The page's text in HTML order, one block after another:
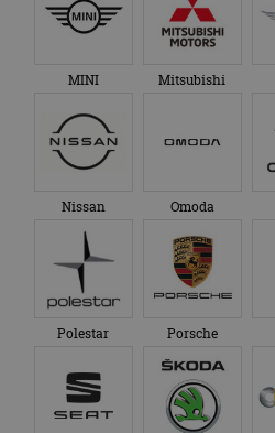
MINI Mitsubishi
Nissan Omoda
Polestar Porsche